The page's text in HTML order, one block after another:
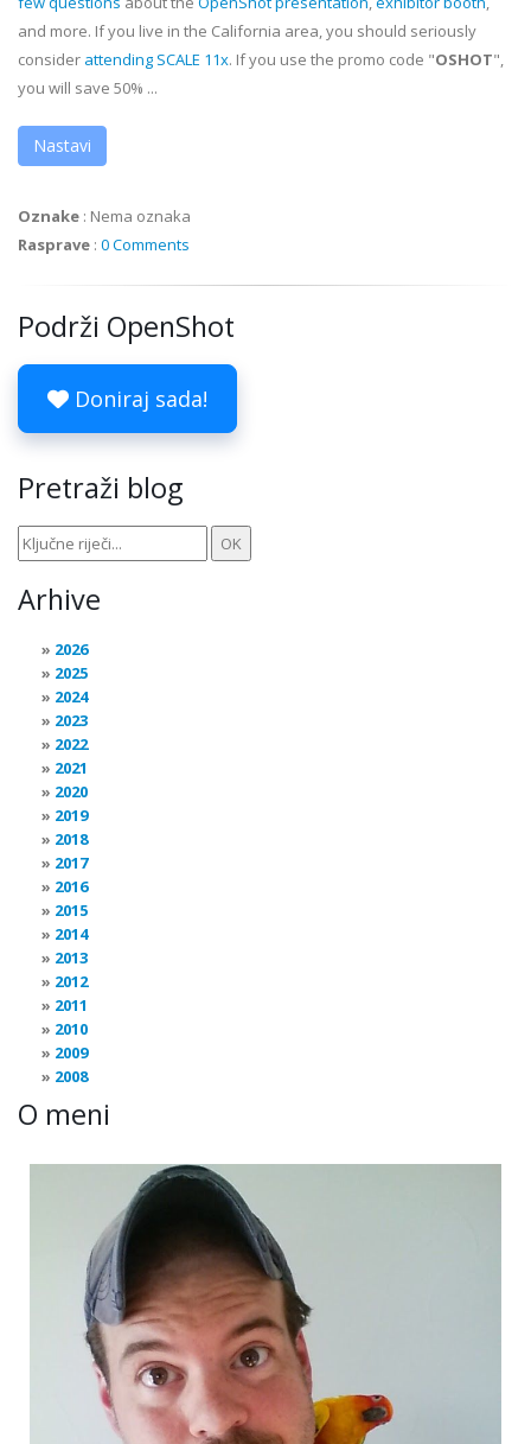
and more. If you live in the California area, you should seriously
consider attending SCALE 11x. If you use the promo code "OSHOT",
you will save 50% ...
Nastavi
Oznake : Nema oznaka
Rasprave : 0 Comments
Podrži OpenShot
Doniraj sada!
Pretraži blog
Arhive
2026
2025
2024
2023
2022
2021
2020
2019
2018
2017
2016
2015
2014
2013
2012
2011
2010
2009
2008
O meni